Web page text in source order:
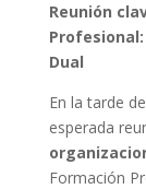
Reunión
Dual
En la tarde
esperada
Formación